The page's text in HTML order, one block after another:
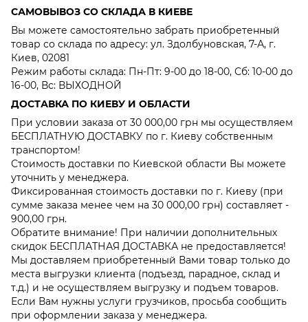
САМОВЫВОЗ СО СКЛАДА В КИЕВЕ
Вы можете самостоятельно забрать приобретенный
товар со склада по адресу: ул. Здолбуновская, 7-А, г.
Киев, 02081
Режим работы склада: Пн-Пт: 9-00 до 18-00, Сб: 10-00 до
16-00, Вс: ВЫХОДНОЙ
ДОСТАВКА ПО КИЕВУ И ОБЛАСТИ
При условии заказа от 30 000,00 грн мы осуществляем
БЕСПЛАТНУЮ ДОСТАВКУ по г. Киеву собственным
транспортом!
Стоимость доставки по Киевской области Вы можете
уточнить у менеджера.
Фиксированная стоимость доставки по г. Киеву (при
сумме заказа менее чем на 30 000,00 грн) составляет -
900,00 грн.
Обратите внимание! При наличии дополнительных
скидок БЕСПЛАТНАЯ ДОСТАВКА не предоставляется!
Мы доставляем приобретенный Вами товар только до
места выгрузки клиента (подъезд, парадное, склад и
т.д.) и не осуществляем выгрузку и подъем товаров.
Если Вам нужны услуги грузчиков, просьба сообщить
при оформлении заказа у менеджера.